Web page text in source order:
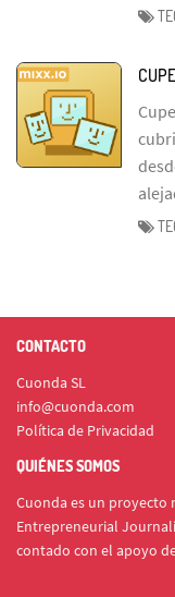
CONTACTO
Cuonda SL
info@cuonda.com
Política de Privacidad
QUIÉNES SOMOS
Cuonda es un proyecto
Entrepreneurial
contado con el apoyo